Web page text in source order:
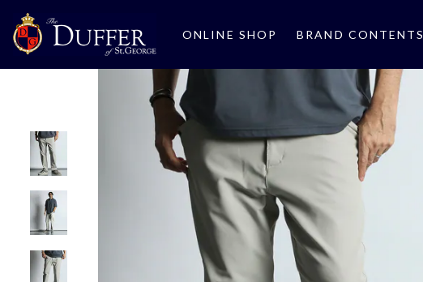
ONLINE SHOP BRAND CONTENTS